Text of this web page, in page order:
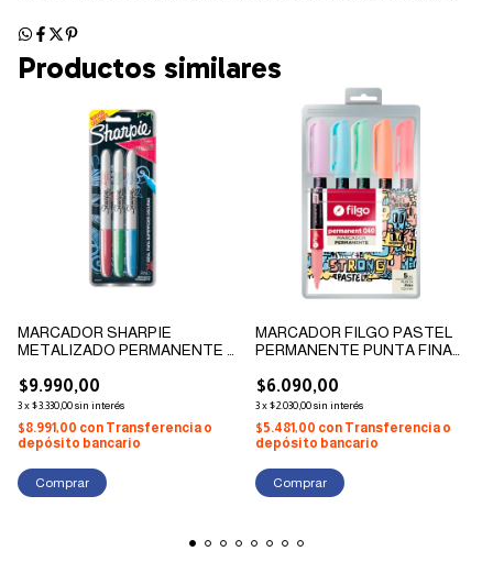
Productos similares
MARCADOR SHARPIE
METALIZADO PERMANENTE X
$9.990,00
3x$3.330,00sin interés
$8.991,00 con Transferencia o
depósito bancario
MARCADOR FILGO PASTEL
PERMANENTE PUNTA FINA
$6.090,00
3x$2.030,00sin interés
$5.481,00 con Transferencia o
depósito bancario